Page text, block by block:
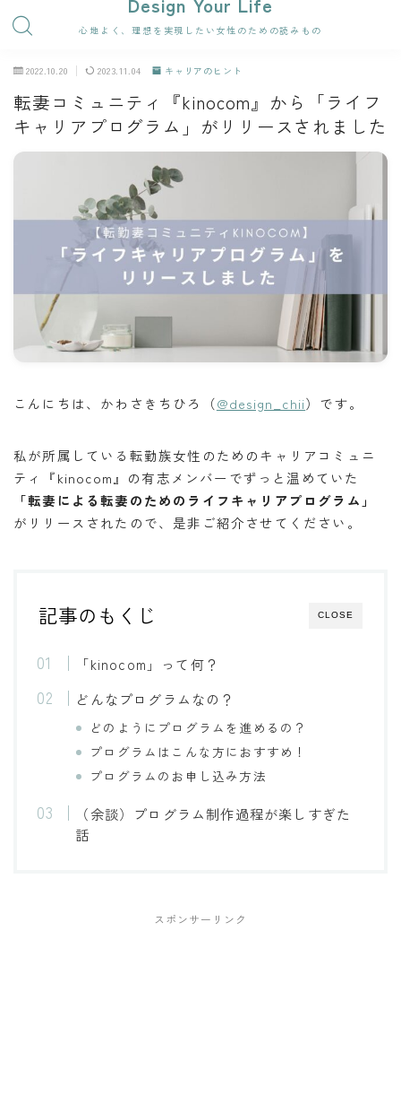
心地よく、理想を実現したい女性のための読みもの
2022.10.20 2023.11.04 キャリアのヒント
転妻コミュニティ『kinocom』から「ライフ
キャリアプログラム」がリリースされました
こんにちは、かわさきちひろ（@design_chii）です。
私が所属している転勤族女性のためのキャリアコミュニ
ティ『kinocom』の有志メンバーでずっと温めていた
「転妻による転妻のためのライフキャリアプログラム」
がリリースされたので、是非ご紹介させてください。
CLOSE
記事のもくじ
「kinocom」って何？
どんなプログラムなの？
どのようにプログラムを進めるの？
プログラムはこんな方におすすめ！
プログラムのお申し込み方法
（余談）プログラム制作過程が楽しすぎた
話
スポンサーリンク